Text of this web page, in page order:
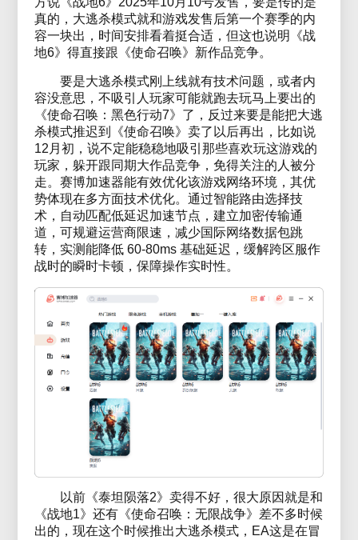
真的，大逃杀模式就和游戏发售后第一个赛季的内
容一块出，时间安排看着挺合适，但这也说明《战
地6》得直接跟《使命召唤》新作品竞争。
要是大逃杀模式刚上线就有技术问题，或者内
容没意思，不吸引人玩家可能就跑去玩马上要出的
《使命召唤：黑色行动7》了，反过来要是能把大逃
杀模式推迟到《使命召唤》卖了以后再出，比如说
12月初，说不定能稳稳地吸引那些喜欢玩这游戏的
玩家，躲开跟同期大作品竞争，免得关注的人被分
走。赛博加速器能有效优化该游戏网络环境，其优
势体现在多方面技术优化。通过智能路由选择技
术，自动匹配低延迟加速节点，建立加密传输通
道，可规避运营商限速，减少国际网络数据包跳
转，实测能降低 60-80ms 基础延迟，缓解跨区服作
战时的瞬时卡顿，保障操作实时性。
以前《泰坦陨落2》卖得不好，很大原因就是和
《战地1》还有《使命召唤：无限战争》差不多时候
出的，现在这个时候推出大逃杀模式，EA这是在冒